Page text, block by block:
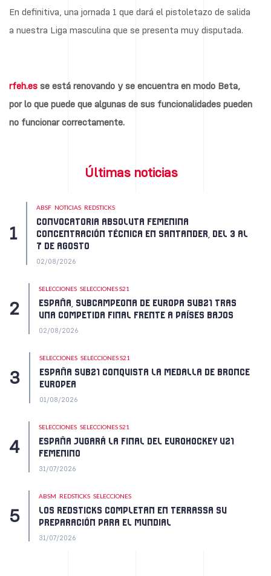
En definitiva, una jornada 1 que dará el pistoletazo de salida
a nuestra Liga masculina que se presenta muy disputada.
rfeh.es se está renovando y se encuentra en modo Beta,
por lo que puede que algunas de sus funcionalidades pueden
no funcionar correctamente.
Últimas noticias
ABSF NOTICIAS REDSTICKS
CONVOCATORIA ABSOLUTA FEMENINA
CONCENTRACIÓN TÉCNICA EN SANTANDER, DEL 3 AL
7 DE AGOSTO
02/08/2026
SELECCIONES SELECCIONES S21
ESPAÑA, SUBCAMPEONA DE EUROPA SUB21 TRAS
UNA COMPETIDA FINAL FRENTE A PAÍSES BAJOS
02/08/2026
SELECCIONES SELECCIONES S21
ESPAÑA SUB21 CONQUISTA LA MEDALLA DE BRONCE
EUROPEA
01/08/2026
SELECCIONES SELECCIONES S21
ESPAÑA JUGARÁ LA FINAL DEL EUROHOCKEY U21
FEMENINO
31/07/2026
ABSM REDSTICKS SELECCIONES
LOS REDSTICKS COMPLETAN EN TERRASSA SU
PREPARACIÓN PARA EL MUNDIAL
31/07/2026